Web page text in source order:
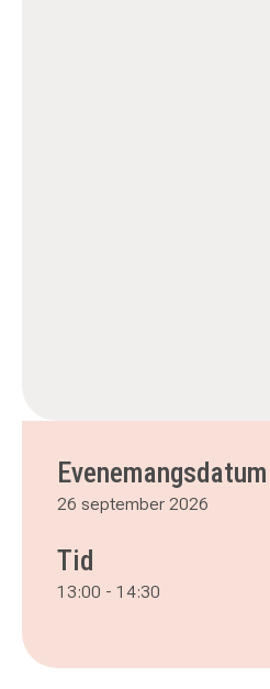
Evenemangsdatum
26 september 2026
Tid
13:00 - 14:30